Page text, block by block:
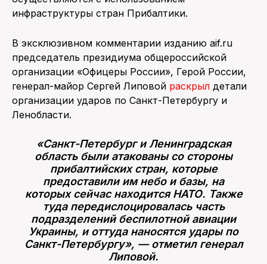
инфраструктуры стран Прибалтики.
В эксклюзивном комментарии изданию aif.ru
председатель президиума общероссийской
организации «Офицеры России», Герой России,
генерал-майор Сергей Липовой раскрыл детали
организации ударов по Санкт-Петербургу и
Ленобласти.
«Санкт-Петербург и Ленинградская
область были атакованы со стороны
прибалтийских стран, которые
предоставили им небо и базы, на
которых сейчас находится НАТО. Также
туда передислоцировалась часть
подразделений беспилотной авиации
Украины, и оттуда наносятся удары по
Санкт-Петербургу», — отметил генерал
Липовой.